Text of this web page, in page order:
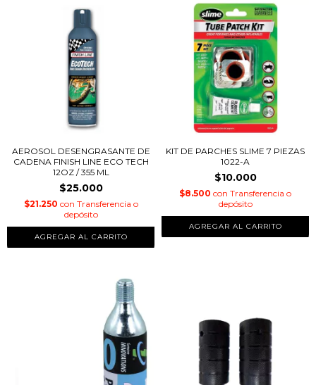
AEROSOL DESENGRASANTE DE
CADENA FINISH LINE ECO TECH
12OZ / 355 ML
$25.000
$21.250 con Transferencia o
depósito
KIT DE PARCHES SLIME 7 PIEZAS
1022-A
$10.000
$8.500 con Transferencia o
depósito